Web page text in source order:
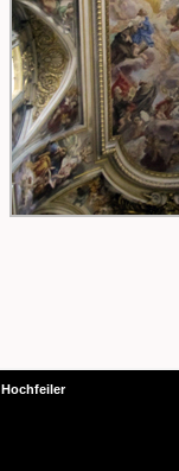
Hochfeiler